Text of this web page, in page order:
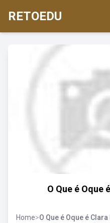
RETOEDU
O Que é Oque
Home>O Que é Oque é